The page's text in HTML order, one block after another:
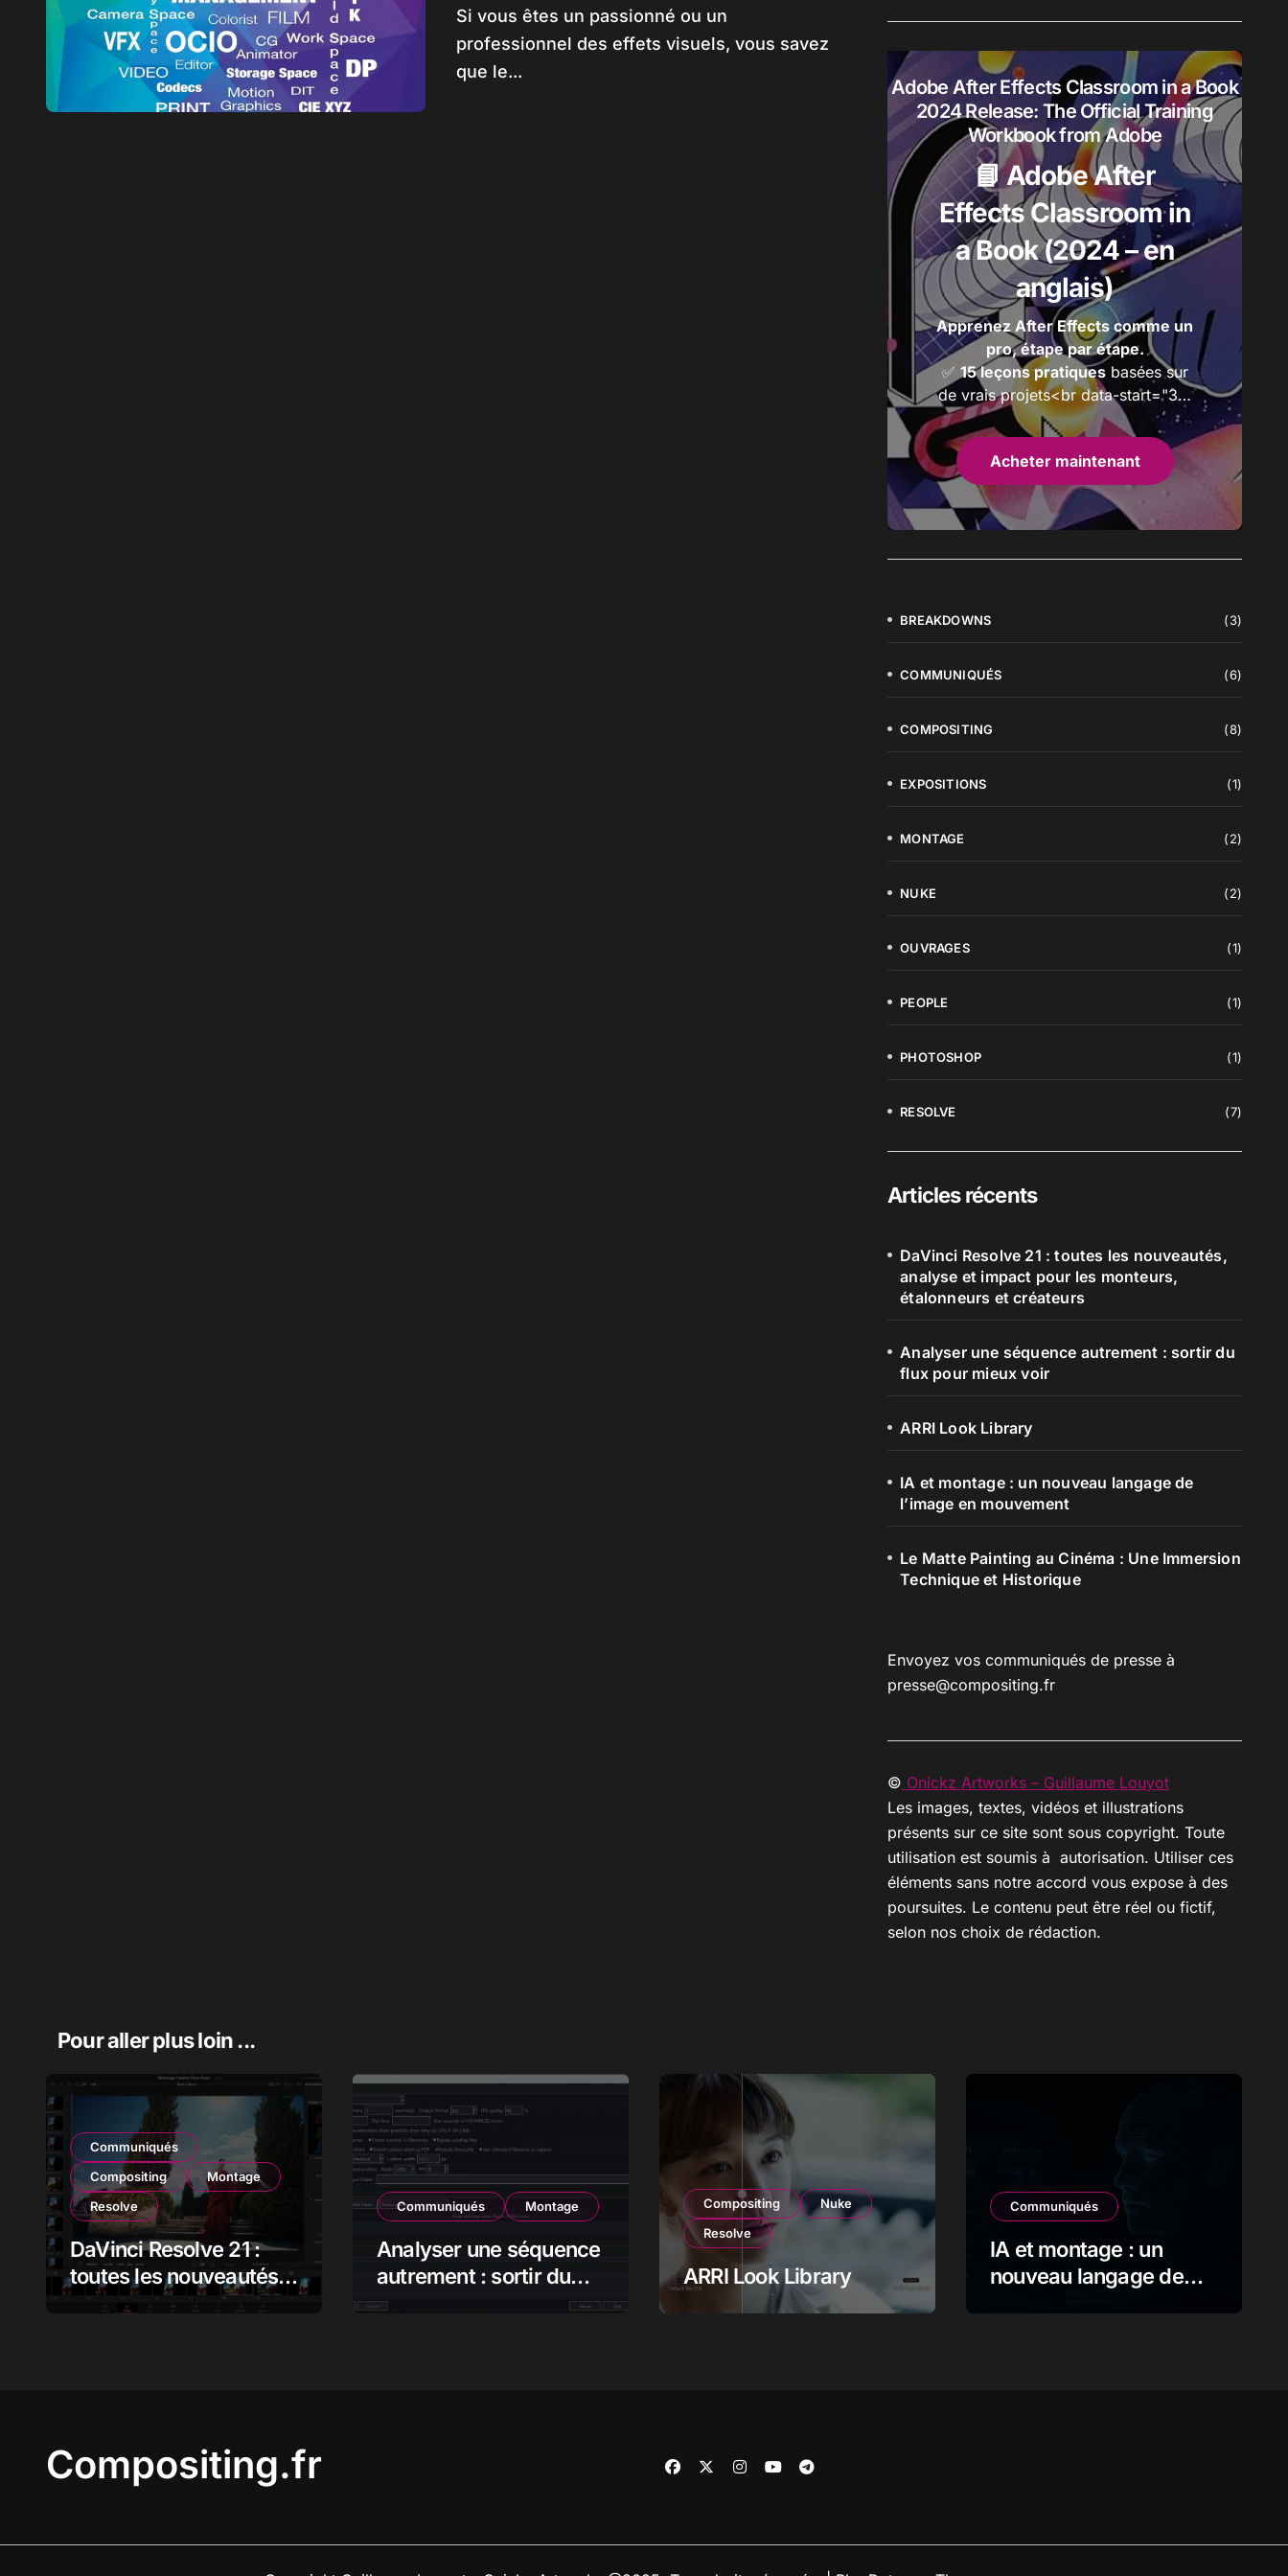
Si vous êtes un passionné ou un
professionnel des effets visuels, vous savez
que le...
r
d
i
t
Adobe After Effects Classroom in a Book
2024 Release: The Official Training
Workbook from Adobe
📘 Adobe After
Effects Classroom in
a Book (2024 – en
anglais)
Apprenez After Effects comme un
pro, étape par étape.
✅ 15 leçons pratiquesbasées sur
de vrais projets<br data-start="3…
Acheter maintenant
BREAKDOWNS (3)
COMMUNIQUÉS (6)
COMPOSITING (8)
EXPOSITIONS (1)
MONTAGE (2)
NUKE (2)
OUVRAGES (1)
PEOPLE (1)
PHOTOSHOP (1)
RESOLVE (7)
Articles récents
DaVinci Resolve 21 : toutes les nouveautés,
analyse et impact pour les monteurs,
étalonneurs et créateurs
Analyser une séquence autrement : sortir du
flux pour mieux voir
ARRI Look Library
IA et montage : un nouveau langage de
l’image en mouvement
Le Matte Painting au Cinéma : Une Immersion
Technique et Historique
Envoyez vos communiqués de presse à
presse@compositing.fr
© Onickz Artworks – Guillaume Louyot
Les images, textes, vidéos et illustrations
présents sur ce site sont sous copyright. Toute
utilisation est soumis à autorisation. Utiliser ces
éléments sans notre accord vous expose à des
poursuites. Le contenu peut être réel ou fictif,
selon nos choix de rédaction.
Pour aller plus loin ...
Communiqués
Compositing
Montage
Resolve
DaVinci Resolve 21 :
toutes les nouveautés,
analyse et impact pour
Communiqués Montage
Analyser une séquence
autrement : sortir du
flux pour mieux voir
Compositing
Nuke
Resolve
ARRI Look Library
Communiqués
IA et montage : un
nouveau langage de
Compositing.fr